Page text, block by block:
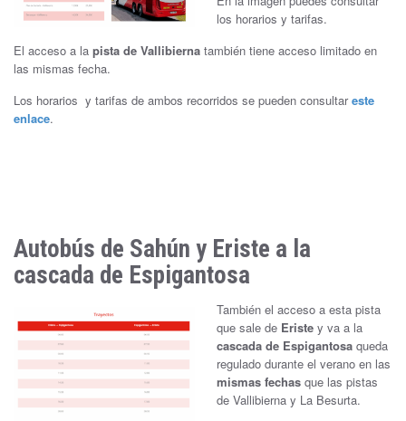
los horarios y tarifas.
El acceso a la pista de Vallibierna también tiene acceso limitado en
las mismas fecha.
Los horarios y tarifas de ambos recorridos se pueden consultareste
enlace.
Autobús de Sahún y Eriste a la
cascada de Espigantosa
También el acceso a esta pista
que sale de Eriste y va a la
cascada de Espigantosa queda
regulado durante el verano en las
mismas fechas que las pistas
de Vallibierna y La Besurta.